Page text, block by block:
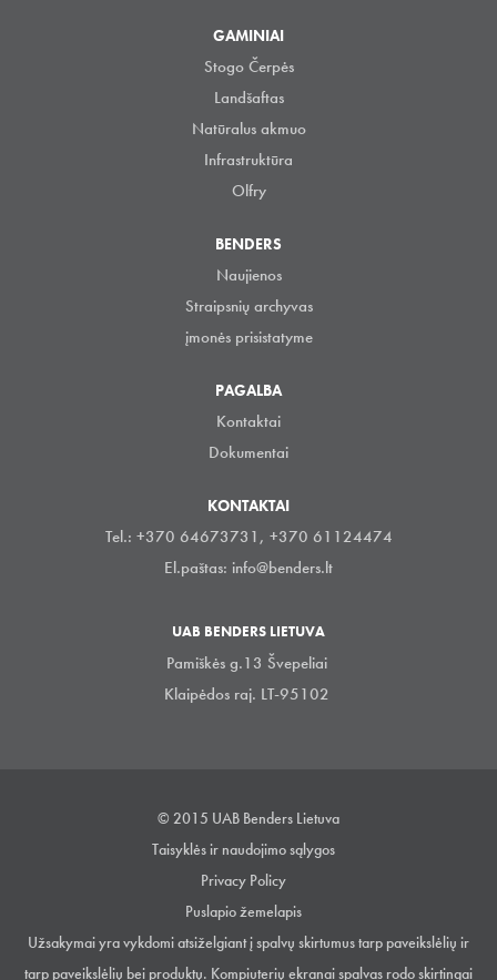
GAMINIAI
Stogo Čerpės
Landšaftas
Natūralus akmuo
Infrastruktūra
Olfry
BENDERS
Naujienos
Straipsnių archyvas
įmonės prisistatyme
PAGALBA
Kontaktai
Dokumentai
KONTAKTAI
Tel.: +370 64673731, +370 61124474
El.paštas: info@benders.lt
UAB BENDERS LIETUVA
Pamiškės g.13 Švepeliai
Klaipėdos raj. LT-95102
© 2015 UAB Benders Lietuva
Taisyklės ir naudojimo sąlygos
Privacy Policy
Puslapio žemelapis
Užsakymai yra vykdomi atsiželgiant į spalvų skirtumus tarp paveikslėlių ir
tarp paveikslėlių bei produktų. Kompiuterių ekranai spalvas rodo skirtingai